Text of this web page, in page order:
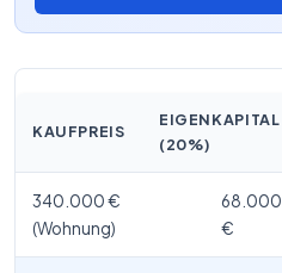
KAUFPREIS
EIGENKAPITAL
(20%)
340.000 €
(Wohnung)
68.000
€